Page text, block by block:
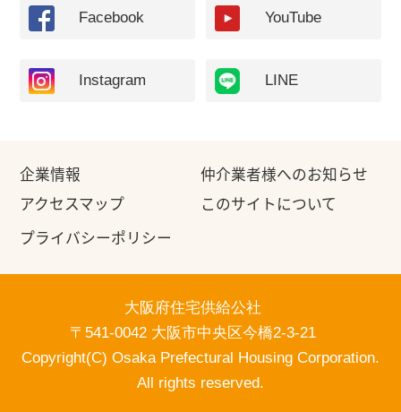
Facebook YouTube
Instagram LINE
企業情報
仲介業者様へのお知らせ
アクセスマップ
このサイトについて
プライバシーポリシー
大阪府住宅供給公社
〒541-0042 大阪市中央区今橋2-3-21
Copyright(C) Osaka Prefectural Housing Corporation.
All rights reserved.